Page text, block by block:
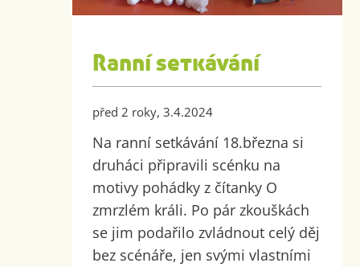
Ranní setkávání
před 2 roky, 3.4.2024
Na ranní setkávání 18.března si
druháci připravili scénku na
motivy pohádky z čítanky O
zmrzlém králi. Po pár zkouškách
se jim podařilo zvládnout celý děj
bez scénáře, jen svými vlastními